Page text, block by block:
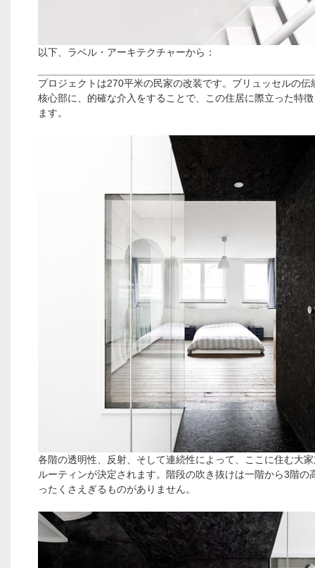
以下、ラベル・アーキテクチャーから：
プロジェクトは270平米の民家の改装です。ブリュッセルの伝
核心部に、的確な介入をすることで、この住居に際立った特
ます。
各階の透明性、反射、そして連続性によって、ここに住む大
ルーティンが決定されます。階段の吹き抜けは一階から3階の
ったくさえぎるものがありません。